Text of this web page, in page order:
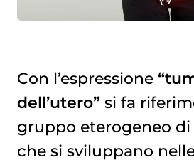
Con l’espressione
dell’utero”si fa
gruppo eterogeneo di
che si sviluppano